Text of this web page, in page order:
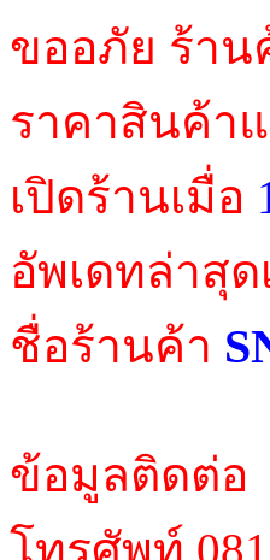
ขออภัย ร้าน
ราคาสินค้า
เปิดร้านเมื่อ
อัพเดทล่าสุด
ชื่อร้านค้า
ข้อมูลติดต่อ